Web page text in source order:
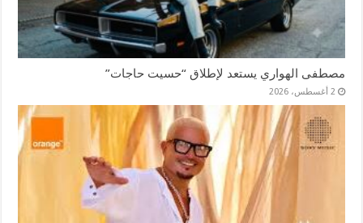
مصطفى الهواري يستعد لإطلاق “حسيت حاجات”
2 أغسطس، 2026